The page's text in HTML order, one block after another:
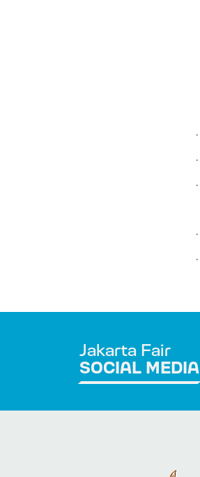
·
·
·
·
·
Jakarta Fair
SOCIAL MEDIA